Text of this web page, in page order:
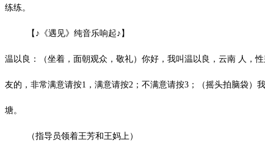
练练。
【♪《遇见》纯音乐响起♪】
温以良：（坐着，面朝观众，敬礼）你好，我叫温以良，云南 人，
友的，非常满意请按1，满意请按2；不满意请按3；（摇头拍脑袋
塘。
（指导员领着王芳和王妈上）